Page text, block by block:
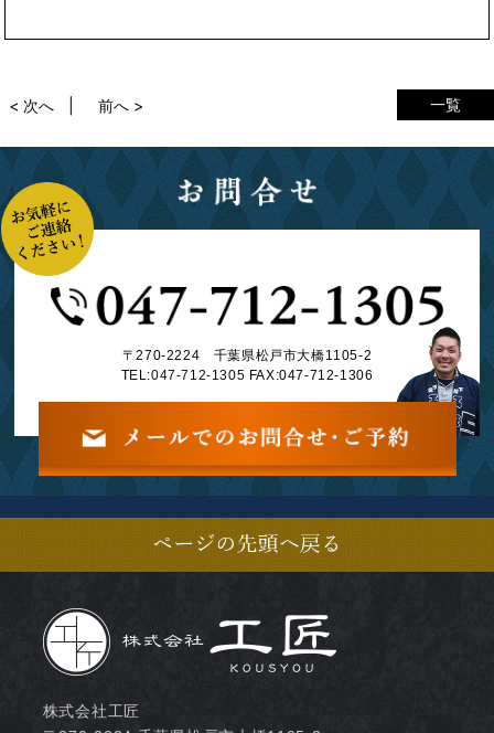
一覧
< 次へ 前へ >
〒270-2224 千葉県松戸市大橋1105-2
TEL:047-712-1305 FAX:047-712-1306
株式会社工匠